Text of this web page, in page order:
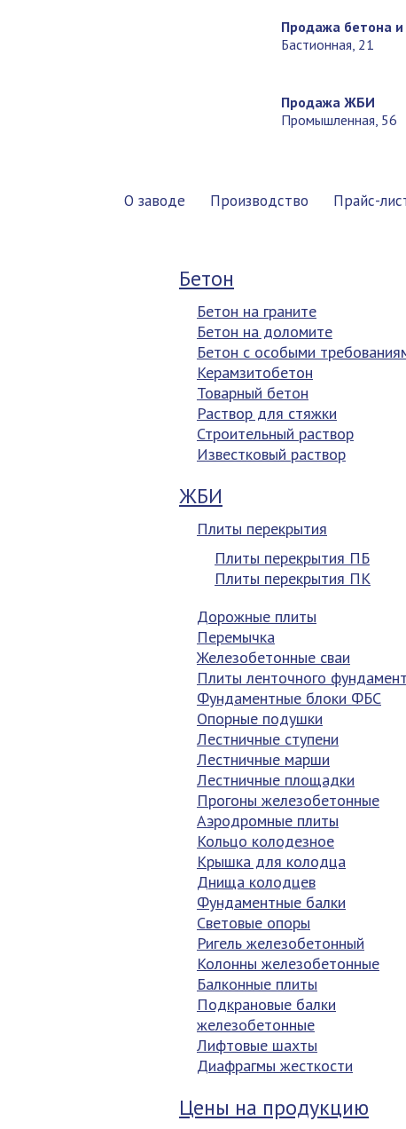
Продажа бетона и
Бастионная, 21
Продажа ЖБИ
Промышленная, 56
О заводе Производство Прайс-
Бетон
Бетон на граните
Бетон на доломите
Бетон с особыми
Керамзитобетон
Товарный бетон
Раствор для стяжки
Строительный раствор
Известковый раствор
ЖБИ
Плиты перекрытия
Плиты перекрытия ПБ
Плиты перекрытия ПК
Дорожные плиты
Перемычка
Железобетонные сваи
Плиты ленточного
Фундаментные блоки ФБС
Опорные подушки
Лестничные ступени
Лестничные марши
Лестничные площадки
Прогоны железобетонные
Аэродромные плиты
Кольцо колодезное
Крышка для колодца
Днища колодцев
Фундаментные балки
Световые опоры
Ригель железобетонный
Колонны железобетонные
Балконные плиты
Подкрановые балки
железобетонные
Лифтовые шахты
Диафрагмы жесткости
Цены на продукцию